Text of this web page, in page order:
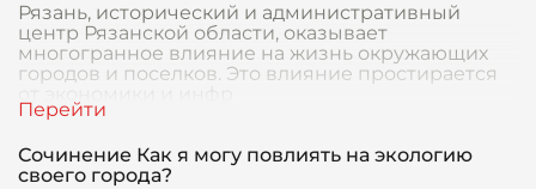
Рязань, исторический и административный
центр Рязанской области, оказывает
многогранное влияние на жизнь окружающих
городов и поселков. Это влияние простирается
Сочинение Как я могу повлиять на экологию
своего города?